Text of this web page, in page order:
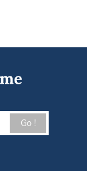
Go !